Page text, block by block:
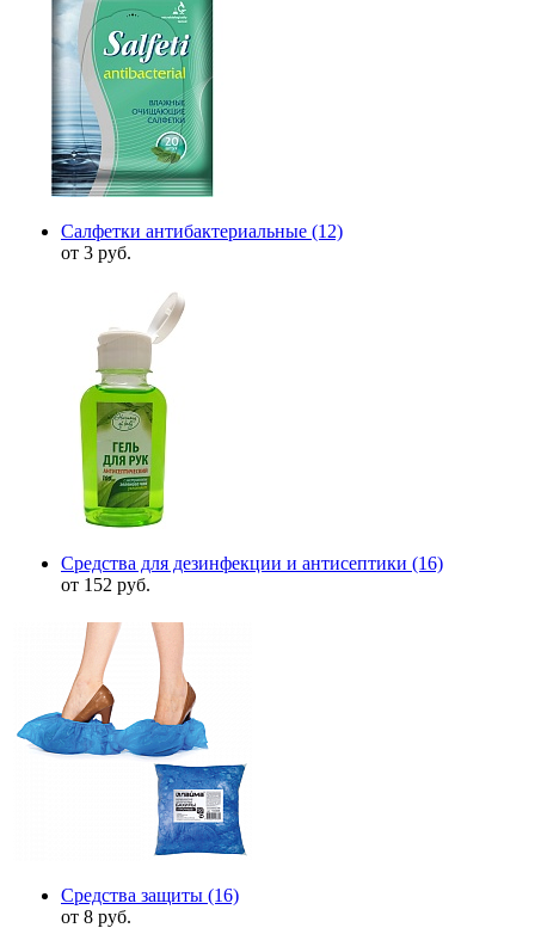
Салфетки антибактериальные (12)
от 3 руб.
Средства для дезинфекции и антисептики (16)
от 152 руб.
Средства защиты (16)
от 8 руб.